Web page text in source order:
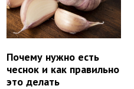
Почему нужно есть
чеснок и как правильно
это делать